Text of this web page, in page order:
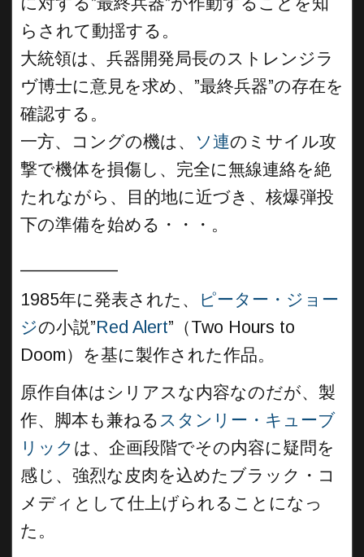
らされて動揺する。
大統領は、兵器開発局長のストレンジラ
ヴ博士に意見を求め、”最終兵器”の存在を
確認する。
一方、コングの機は、
ソ連のミサイル攻
撃で機体を損傷し、完全に無線連絡を絶
たれながら、目的地に近づき、核爆弾投
下の準備を始める・・・。
1985年に発表された、
ピーター・ジョー
ジの小説”Red Alert”（Two Hours to
Doom）を基に製作された作品。
原作自体はシリアスな内容なのだが、製
作、脚本も兼ねる スタンリー・キューブ
リック は、企画段階でその内容に疑問を
感じ、強烈な皮肉を込めたブラック・コ
メディとして仕上げられることになっ
た。